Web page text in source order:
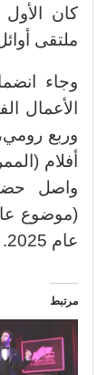
كان
ملتقى
وجاء
الأعمال
أفلام
واصل
(موضوع
عام 2025.
مرتبط